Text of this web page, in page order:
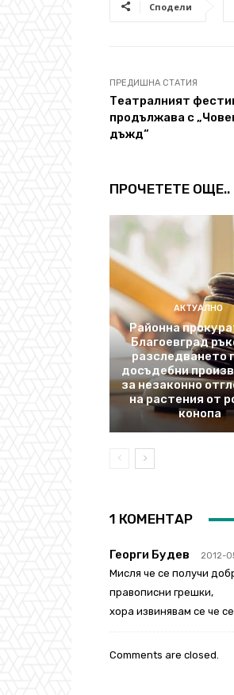
Сподели
ПРЕДИШНА СТАТИЯ
Театралният
продължава с
дъжд“
ПРОЧЕТЕТЕ ОЩЕ..
АКТУАЛНО
Районна
Благоевград
разследването
досъдебни
за незаконно
на растения от
конопа
1 КОМЕНТАР
Георги Будев 2012-
Мисля че се получи
правописни грешки,
хора извинявам се че
Comments are closed.